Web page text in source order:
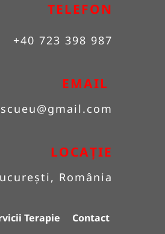
TELEFON
+40 723 398 987
EMAIL
@gmail.com
LOCAȚIE
România
Terapie Contact